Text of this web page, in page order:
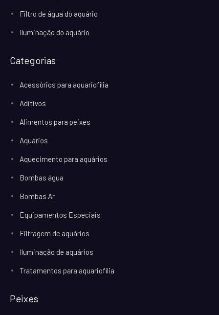
Filtro de água do aquário
Iluminação do aquário
Categorias
Acessórios para aquariofilia
Aditivos
Alimentos para peixes
Aquários
Aquecimento para aquários
Bombas água
Bombas Ar
Equipamentos Especiais
Filtragem de aquários
Iluminação de aquários
Tratamentos para aquariofilia
Peixes